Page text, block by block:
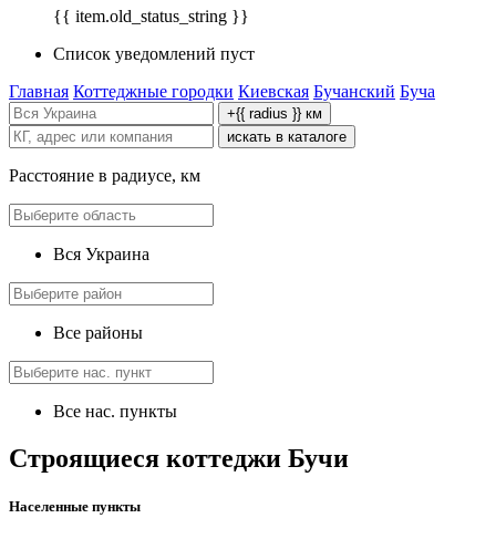
{{ item.old_status_string }}
Список уведомлений пуст
Главная Коттеджные городки Киевская Бучанский Буча
+{{ radius }} км
искать в каталоге
Расстояние в радиусе, км
Вся Украина
Все районы
Все нас. пункты
Строящиеся коттеджи Бучи
Населенные пункты